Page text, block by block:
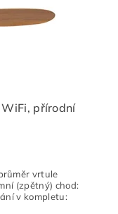
WiFi, přírodní
vrtule
(zpětný) chod:
v kompletu: